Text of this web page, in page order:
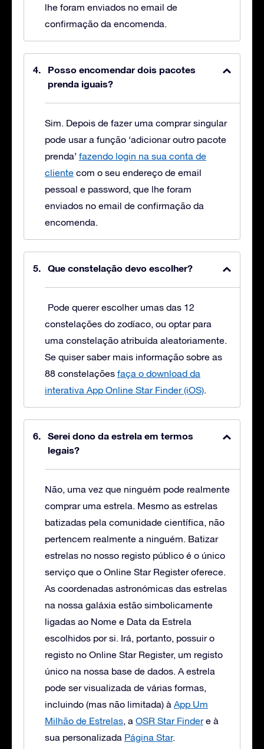
lhe foram enviados no email de
confirmação da encomenda.
Posso encomendar dois pacotes
prenda iguais?
Sim. Depois de fazer uma comprar singular
pode usar a função ‘adicionar outro pacote
prenda’ fazendo login na sua conta de
cliente com o seu endereço de email
pessoal e password, que lhe foram
enviados no email de confirmação da
encomenda.
Que constelação devo escolher?
Pode querer escolher umas das 12
constelações do zodíaco, ou optar para
uma constelação atribuída aleatoriamente.
Se quiser saber mais informação sobre as
88 constelações faça o download da
interativa App Online Star Finder (iOS).
Serei dono da estrela em termos
legais?
Não, uma vez que ninguém pode realmente
comprar uma estrela. Mesmo as estrelas
batizadas pela comunidade científica, não
pertencem realmente a ninguém. Batizar
estrelas no nosso registo público é o único
serviço que o Online Star Register oferece.
As coordenadas astronómicas das estrelas
na nossa galáxia estão simbolicamente
ligadas ao Nome e Data da Estrela
escolhidos por si. Irá, portanto, possuir o
registo no Online Star Register, um registo
único na nossa base de dados. A estrela
pode ser visualizada de várias formas,
incluindo (mas não limitada) à App Um
Milhão de Estrelas, a OSR Star Findere à
sua personalizada Página Star.